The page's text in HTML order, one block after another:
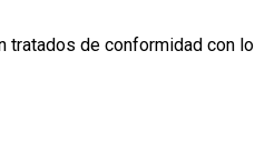
tratados de conformidad con lo